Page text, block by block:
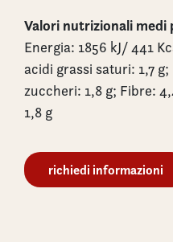
Valori nutrizionali medi
Energia: 1856 kJ/ 441
acidi grassi saturi: 1,7
zuccheri: 1,8 g; Fibre:
1,8 g
richiedi informazioni